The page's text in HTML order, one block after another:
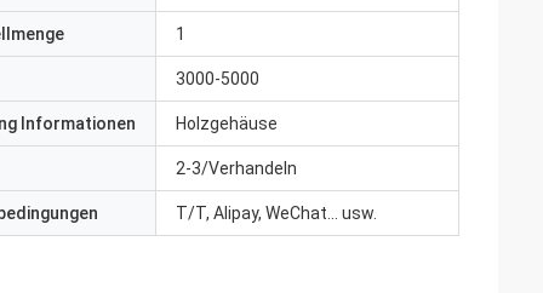
1
3000-5000
Informationen Holzgehäuse
2-3/Verhandeln
T/T, Alipay, WeChat... usw.